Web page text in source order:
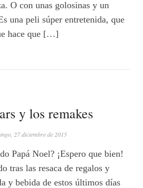
O con unas golosinas y un
una peli súper entretenida, que
hace que […]
y los remakes
27 diciembre de 2015
Papá Noel? ¡Espero que bien!
tras las resaca de regalos y
y bebida de estos últimos días